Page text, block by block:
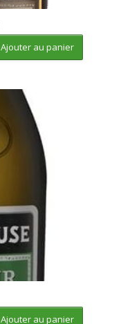
Ajouter au panier
Ajouter au panier